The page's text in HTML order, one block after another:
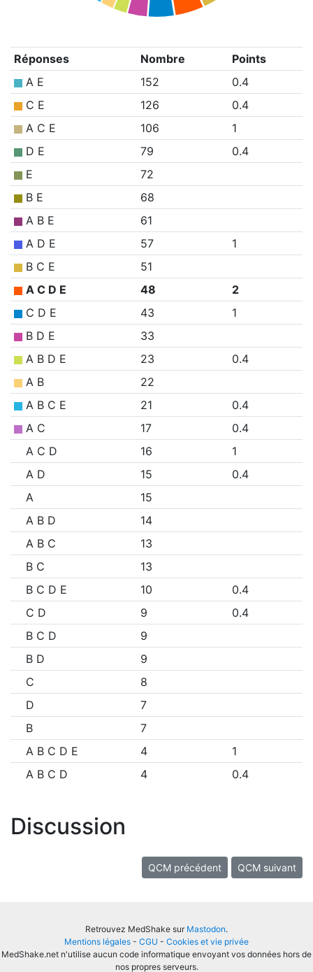
Réponses Nombre
Points
A E
152
0.4
C E
126
0.4
A C E
106
1
D E
79
0.4
E
72
B E
68
A B E
61
A D E
57
1
B C E
51
A C D E
48
2
C D E
43
1
B D E
33
A B D E
23
0.4
A B
22
A B C E
21
0.4
A C
17
0.4
A C D
16
1
A D
15
0.4
A
15
A B D
14
A B C
13
B C
13
B C D E
10
0.4
C D
9
0.4
B C D
9
B D
9
C
8
D
7
B
7
A B C D E
4
1
A B C D
4 0.4
Discussion
QCM précédent QCM suivant
Retrouvez MedShake sur Mastodon.
Mentions légales - CGU - Cookies et vie privée
MedShake.net n'utilise aucun code informatique envoyant vos données hors de
nos propres serveurs.